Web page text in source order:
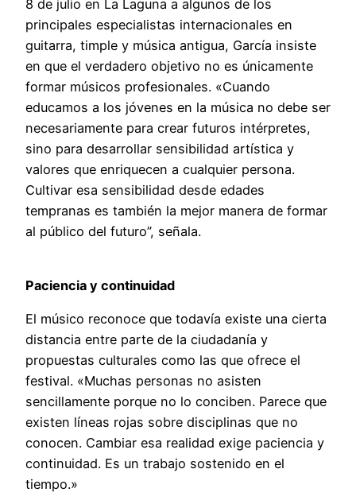
8 de julio en La Laguna a algunos de los
principales especialistas internacionales en
guitarra, timple y música antigua, García insiste
en que el verdadero objetivo no es únicamente
formar músicos profesionales. «Cuando
educamos a los jóvenes en la música no debe ser
necesariamente para crear futuros intérpretes,
sino para desarrollar sensibilidad artística y
valores que enriquecen a cualquier persona.
Cultivar esa sensibilidad desde edades
tempranas es también la mejor manera de formar
al público del futuro”, señala.
Paciencia y continuidad
El músico reconoce que todavía existe una cierta
distancia entre parte de la ciudadanía y
propuestas culturales como las que ofrece el
festival. «Muchas personas no asisten
sencillamente porque no lo conciben. Parece que
existen líneas rojas sobre disciplinas que no
conocen. Cambiar esa realidad exige paciencia y
continuidad. Es un trabajo sostenido en el
tiempo.»